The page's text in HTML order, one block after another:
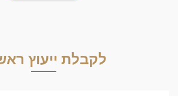
לקבלת ייעוץ ראשוני